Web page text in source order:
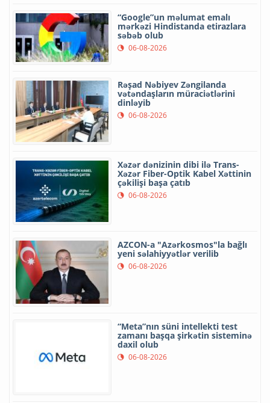
“Google”un məlumat emalı
mərkəzi Hindistanda etirazlara
səbəb olub
06-08-2026
Rəşad Nəbiyev Zəngilanda
vətəndaşların müraciətlərini
dinləyib
06-08-2026
Xəzər dənizinin dibi ilə Trans-
Xəzər Fiber-Optik Kabel Xəttinin
çəkilişi başa çatıb
06-08-2026
AZCON-a "Azərkosmos"la bağlı
yeni səlahiyyətlər verilib
06-08-2026
“Meta”nın süni intellekti test
zamanı başqa şirkətin sisteminə
daxil olub
06-08-2026